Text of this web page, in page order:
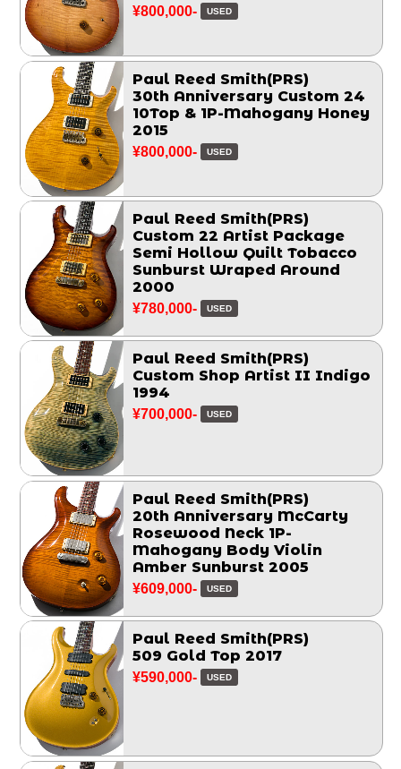
¥800,000- USED
Paul Reed Smith(PRS)
30th Anniversary Custom 24
10Top & 1P-Mahogany Honey
2015
¥800,000- USED
Paul Reed Smith(PRS)
Custom 22 Artist Package
Semi Hollow Quilt Tobacco
Sunburst Wraped Around
2000
¥780,000- USED
Paul Reed Smith(PRS)
Custom Shop Artist II Indigo
1994
¥700,000- USED
Paul Reed Smith(PRS)
20th Anniversary McCarty
Rosewood Neck 1P-
Mahogany Body Violin
Amber Sunburst 2005
¥609,000- USED
Paul Reed Smith(PRS)
509 Gold Top 2017
¥590,000- USED